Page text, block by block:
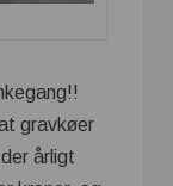
gravkøer
årligt